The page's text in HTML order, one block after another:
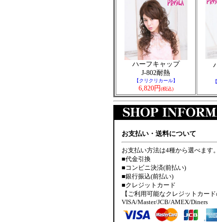
ハーフキャップ
J-802耐熱
【クリクリカール】
6,820円(税込)
お支払い・送料について
お支払い方法は4種から選べます
■代金引換
■コンビニ決済(前払い)
■銀行振込(前払い)
■クレジットカード
【ご利用可能なクレジットカー
VISA/Master/JCB/AMEX/Diners